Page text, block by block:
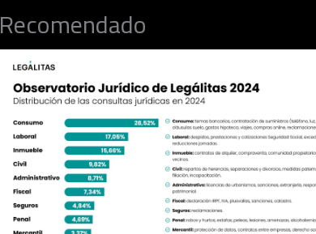
Recomendado